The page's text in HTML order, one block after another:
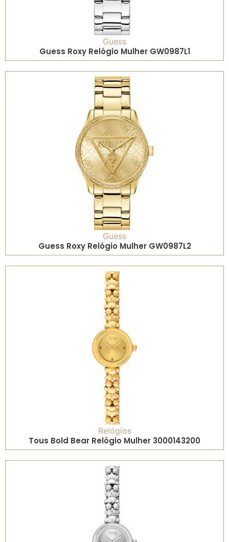
Guess
Guess Roxy Relógio Mulher GW0987L1
Guess
Guess Roxy Relógio Mulher GW0987L2
Relógios
Tous Bold Bear Relógio Mulher 3000143200